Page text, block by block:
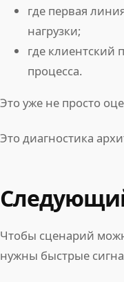
где первая
нагрузки;
где клиентский
процесса.
Это уже не просто
Это диагностика
Чтобы сценарий
нужны быстрые